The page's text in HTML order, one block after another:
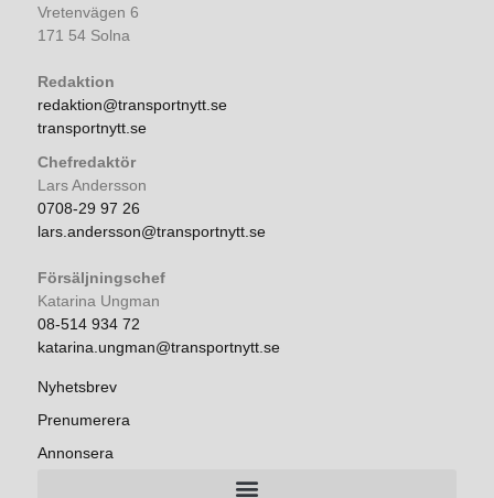
Vretenvägen 6
171 54 Solna
Redaktion
redaktion@transportnytt.se
transportnytt.se
Chefredaktör
Lars Andersson
0708-29 97 26
lars.andersson@transportnytt.se
Försäljningschef
Katarina Ungman
08-514 934 72
katarina.ungman@transportnytt.se
Nyhetsbrev
Prenumerera
Annonsera